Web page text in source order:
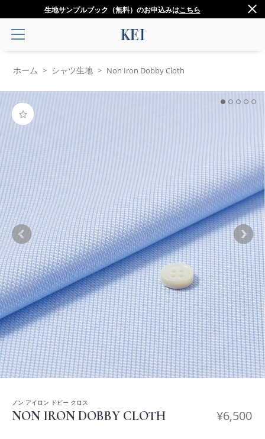
生地サンプルブック（無料）のお申込みはこちら
ホーム > シャツ生地 > Non Iron Dobby Cloth
ノン アイロン ドビー クロス
NON IRON DOBBY CLOTH ¥6,500